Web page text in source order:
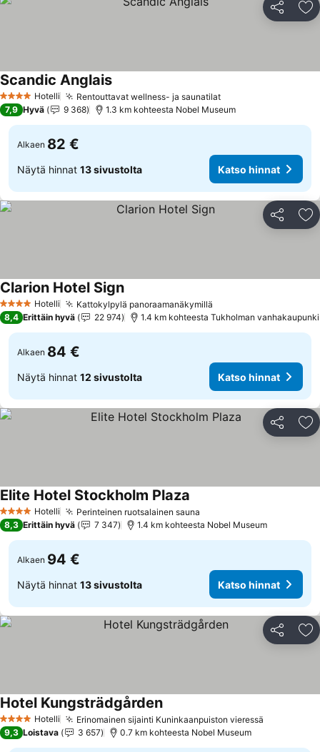
Jaa
4 Tähtiluokitus
Hotelli Rentouttavat wellness- ja saunatilat
Scandic Anglais
7,9 Hyvä 9 368 1.3 km kohteesta Nobel Museum
Alkaen 82 €
Näytä hinnat 13 sivustolta Katso hinnat
Jaa
4 Tähtiluokitus
Hotelli Kattokylpylä panoraamanäkymillä
Clarion Hotel Sign
8,4 Erittäin hyvä 22 974 1.4 km kohteesta Tukholman vanhakaupunki
Alkaen 84 €
Näytä hinnat 12 sivustolta Katso hinnat
Jaa
4 Tähtiluokitus
Hotelli Perinteinen ruotsalainen sauna
Elite Hotel Stockholm Plaza
8,3 Erittäin hyvä 7 347 1.4 km kohteesta Nobel Museum
Alkaen 94 €
Näytä hinnat 13 sivustolta Katso hinnat
Jaa
4 Tähtiluokitus
Hotelli Erinomainen sijainti Kuninkaanpuiston vieressä
Hotel Kungsträdgården
9,3 Loistava 3 657 0.7 km kohteesta Nobel Museum